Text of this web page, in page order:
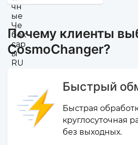
Почему клиенты
CosmoChanger?
Быстрый
Быстрая
круглосуточная
без выходных.